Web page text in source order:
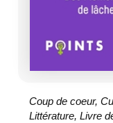
Coup de coeur,
Littérature, Livre